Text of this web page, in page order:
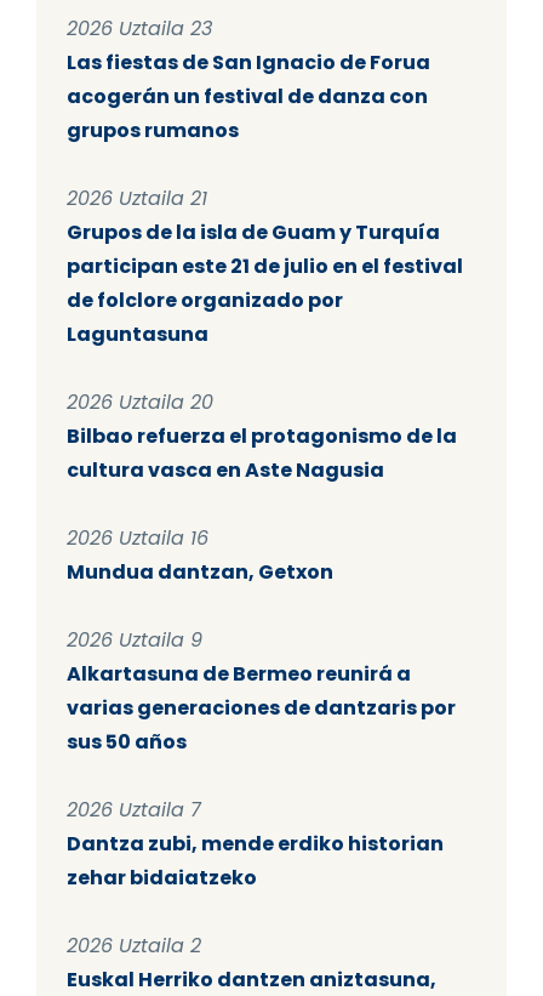
2026 Uztaila 23
Las fiestas de San Ignacio de Forua
acogerán un festival de danza con
grupos rumanos
2026 Uztaila 21
Grupos de la isla de Guam y Turquía
participan este 21 de julio en el festival
de folclore organizado por
Laguntasuna
2026 Uztaila 20
Bilbao refuerza el protagonismo de la
cultura vasca en Aste Nagusia
2026 Uztaila 16
Mundua dantzan, Getxon
2026 Uztaila 9
Alkartasuna de Bermeo reunirá a
varias generaciones de dantzaris por
sus 50 años
2026 Uztaila 7
Dantza zubi, mende erdiko historian
zehar bidaiatzeko
2026 Uztaila 2
Euskal Herriko dantzen aniztasuna,